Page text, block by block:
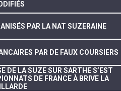
PAR LA NAT SUZERAINE
PAR DE FAUX COURSIERS
DE LA SUZE SUR SARTHE S’EST
DE FRANCE À BRIVE LA